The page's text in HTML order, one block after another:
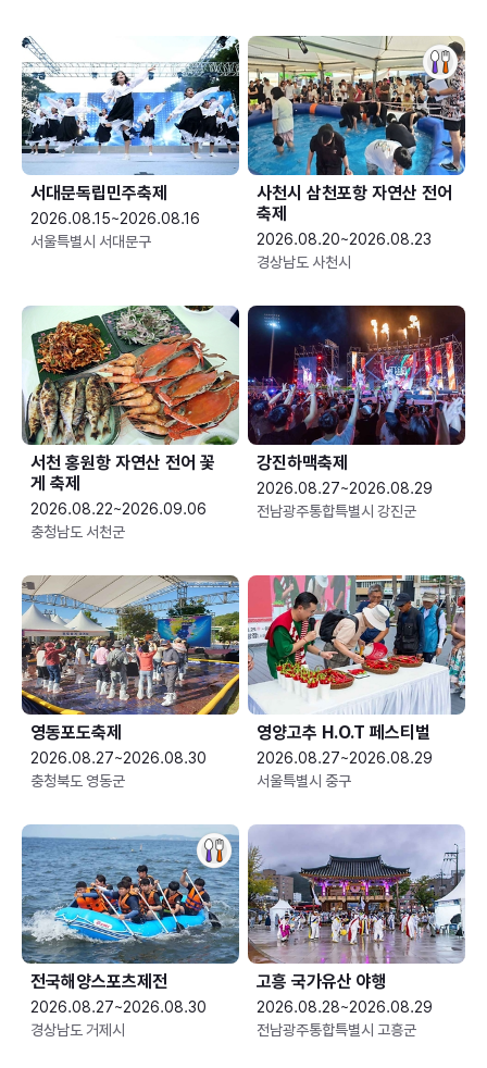
서대문독립민주축제
2026.08.15~2026.08.16
서울특별시 서대문구
사천시 삼천포항 자연산 전어
축제
2026.08.20~2026.08.23
경상남도 사천시
서천 홍원항 자연산 전어 꽃
게 축제
2026.08.22~2026.09.06
충청남도 서천군
강진하맥축제
2026.08.27~2026.08.29
전남광주통합특별시 강진군
영동포도축제
2026.08.27~2026.08.30
충청북도 영동군
영양고추 H.O.T 페스티벌
2026.08.27~2026.08.29
서울특별시 중구
전국해양스포츠제전
2026.08.27~2026.08.30
경상남도 거제시
고흥 국가유산 야행
2026.08.28~2026.08.29
전남광주통합특별시 고흥군